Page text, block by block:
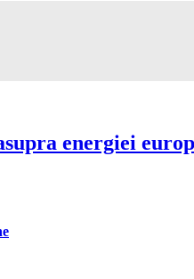
energiei